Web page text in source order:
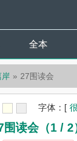
全本
岸 27围读会
字体： [
围读会（1 / 2